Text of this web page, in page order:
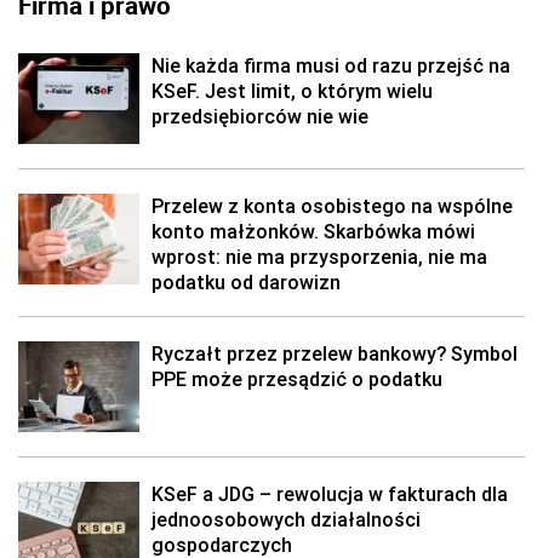
Nie każda firma musi od razu przejść na
KSeF. Jest limit, o którym wielu
przedsiębiorców nie wie
Przelew z konta osobistego na wspólne
konto małżonków. Skarbówka mówi
wprost: nie ma przysporzenia, nie ma
podatku od darowizn
Ryczałt przez przelew bankowy? Symbol
PPE może przesądzić o podatku
KSeF a JDG – rewolucja w fakturach dla
jednoosobowych działalności
gospodarczych